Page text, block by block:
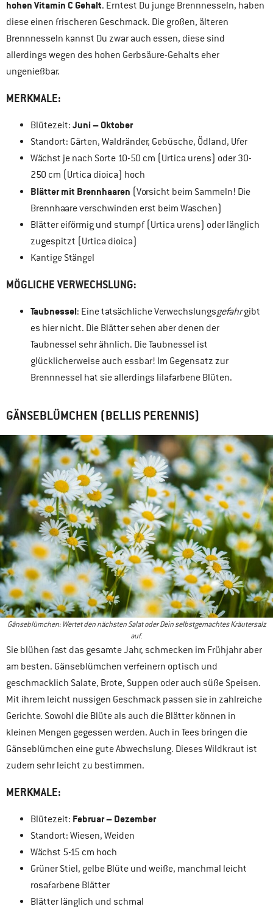
hohen Vitamin C Gehalt. Erntest Du junge Brennnesseln, haben
diese einen frischeren Geschmack. Die großen, älteren
Brennnesseln kannst Du zwar auch essen, diese sind
allerdings wegen des hohen Gerbsäure-Gehalts eher
ungenießbar.
MERKMALE:
Blütezeit: Juni – Oktober
Standort: Gärten, Waldränder, Gebüsche, Ödland, Ufer
Wächst je nach Sorte 10-50 cm (Urtica urens) oder 30-
250 cm (Urtica dioica) hoch
Blätter mit Brennhaaren (Vorsicht beim Sammeln! Die
Brennhaare verschwinden erst beim Waschen)
Blätter eiförmig und stumpf (Urtica urens) oder länglich
zugespitzt (Urtica dioica)
Kantige Stängel
MÖGLICHE VERWECHSLUNG:
Taubnessel: Eine tatsächliche Verwechslungsgefahrgibt
es hier nicht. Die Blätter sehen aber denen der
Taubnessel sehr ähnlich. Die Taubnessel ist
glücklicherweise auch essbar! Im Gegensatz zur
Brennnessel hat sie allerdings lilafarbene Blüten.
GÄNSEBLÜMCHEN (BELLIS PERENNIS)
Gänseblümchen: Wertet den nächsten Salat oder Dein selbstgemachtes Kräutersalz
auf.
Sie blühen fast das gesamte Jahr, schmecken im Frühjahr aber
am besten. Gänseblümchen verfeinern optisch und
geschmacklich Salate, Brote, Suppen oder auch süße Speisen.
Mit ihrem leicht nussigen Geschmack passen sie in zahlreiche
Gerichte. Sowohl die Blüte als auch die Blätter können in
kleinen Mengen gegessen werden. Auch in Tees bringen die
Gänseblümchen eine gute Abwechslung. Dieses Wildkraut ist
zudem sehr leicht zu bestimmen.
MERKMALE:
Blütezeit: Februar – Dezember
Standort: Wiesen, Weiden
Wächst 5-15 cm hoch
Grüner Stiel, gelbe Blüte und weiße, manchmal leicht
rosafarbene Blätter
Blätter länglich und schmal